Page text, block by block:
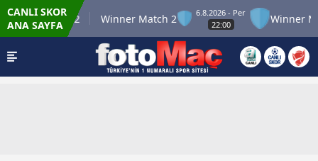
CANLI SKOR
ANA SAYFA
Match 12 Winner Match 2
6.8.2026 - Per
22:00
Winner